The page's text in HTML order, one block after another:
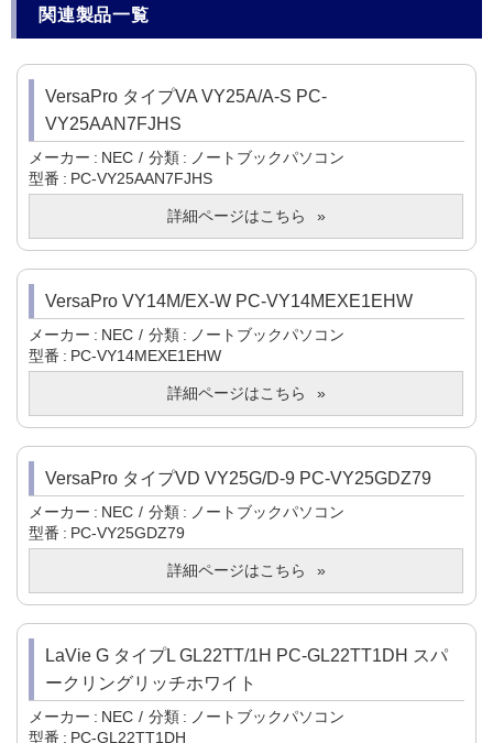
関連製品一覧
VersaPro タイプVA VY25A/A-S PC-
VY25AAN7FJHS
メーカー NEC 分類
ノートブックパソコン
型番
PC-VY25AAN7FJHS
詳細ページはこちら
VersaPro VY14M/EX-W PC-VY14MEXE1EHW
メーカー NEC 分類
ノートブックパソコン
型番
PC-VY14MEXE1EHW
詳細ページはこちら
VersaPro タイプVD VY25G/D-9 PC-VY25GDZ79
メーカー NEC 分類
ノートブックパソコン
型番
PC-VY25GDZ79
詳細ページはこちら
LaVie G タイプL GL22TT/1H PC-GL22TT1DH スパ
ークリングリッチホワイト
メーカー NEC 分類
ノートブックパソコン
型番
PC-GL22TT1DH